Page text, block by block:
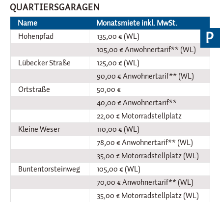
P
QUARTIERSGARAGEN
Name
Monatsmiete inkl. MwSt.
Hohenpfad
135,00 € (WL)
105,00 € Anwohnertarif** (WL)
Lübecker Straße
125,00 € (WL)
90,00 € Anwohnertarif** (WL)
Ortstraße
50,00 €
40,00 € Anwohnertarif**
22,00 € Motorradstellplatz
Kleine Weser
110,00 € (WL)
78,00 € Anwohnertarif** (WL)
35,00 € Motorradstellplatz (WL)
Buntentorsteinweg
105,00 € (WL)
70,00 € Anwohnertarif** (WL)
35,00 € Motorradstellplatz (WL)